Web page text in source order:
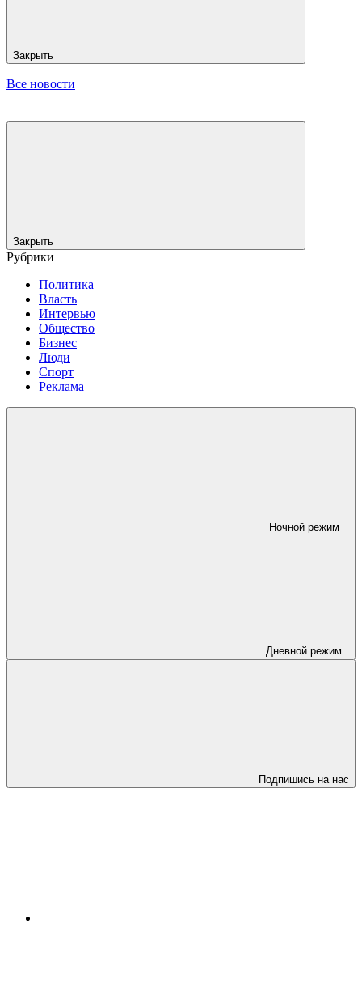
Закрыть
Все новости
Закрыть
Рубрики
Политика
Власть
Интервью
Общество
Бизнес
Люди
Спорт
Реклама
Ночной режим
Дневной режим
Подпишись на нас